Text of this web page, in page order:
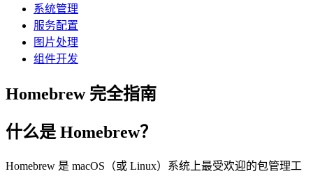
系统管理
服务配置
图片处理
组件开发
Homebrew 完全指南
什么是 Homebrew？
Homebrew 是 macOS（或 Linux）系统上最受欢迎的包管理工